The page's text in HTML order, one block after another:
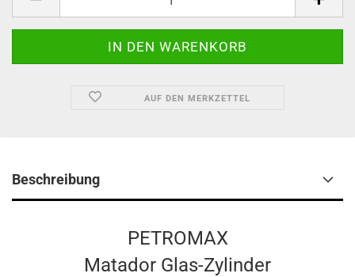
AUF DEN MERKZETTEL
Beschreibung
PETROMAX
Matador Glas-Zylinder